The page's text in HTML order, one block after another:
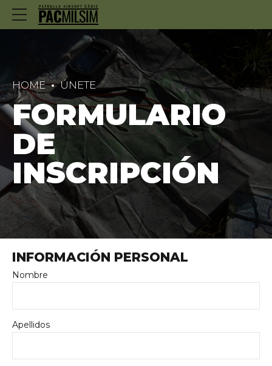
HOME ÚNETE
FORMULARIO
DE
INSCRIPCIÓN
INFORMACIÓN PERSONAL
Nombre
Apellidos